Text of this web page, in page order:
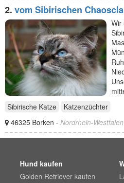
2. vom Sibirischen
Wir
Sibirische Katze
Katzenzüchter
46325 Borken - Nordrhein-Westfalen
Hund kaufen
Golden Retriever kaufen